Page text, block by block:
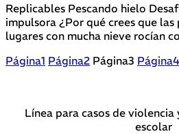
Replicables Pescando hielo
impulsora ¿Por qué crees que las
lugares con mucha nieve rocían
Página1 Página2 Página3 Página4
Línea para casos de
escolar